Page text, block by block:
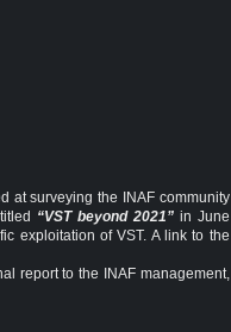
at surveying the INAF community
“VST beyond 2021”in June
exploitation of VST. A link to the
report to the INAF management,